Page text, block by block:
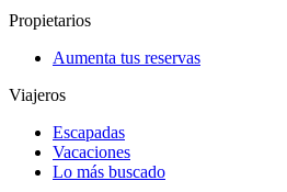
Propietarios
Aumenta tus reservas
Viajeros
Escapadas
Vacaciones
Lo más buscado